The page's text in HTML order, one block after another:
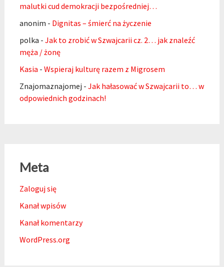
malutki cud demokracji bezpośredniej…
anonim - Dignitas – śmierć na życzenie
polka - Jak to zrobić w Szwajcarii cz. 2… jak znaleźć
męża / żonę
Kasia - Wspieraj kulturę razem z Migrosem
Znajomaznajomej - Jak hałasować w Szwajcarii to… w
odpowiednich godzinach!
Meta
Zaloguj się
Kanał wpisów
Kanał komentarzy
WordPress.org